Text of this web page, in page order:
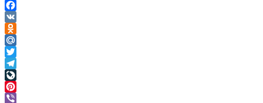
Facebook
VK
Odnoklassniki
Mail.Ru
Twitter
Telegram
LiveJournal
Pinterest